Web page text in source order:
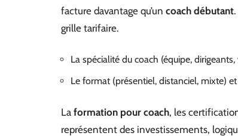
facture davantage qu’un coach débutant
grille tarifaire.
La spécialité du coach (équipe,
Le format (présentiel, distanciel, mixte)
La formation pour coach, les
représentent des investissements,